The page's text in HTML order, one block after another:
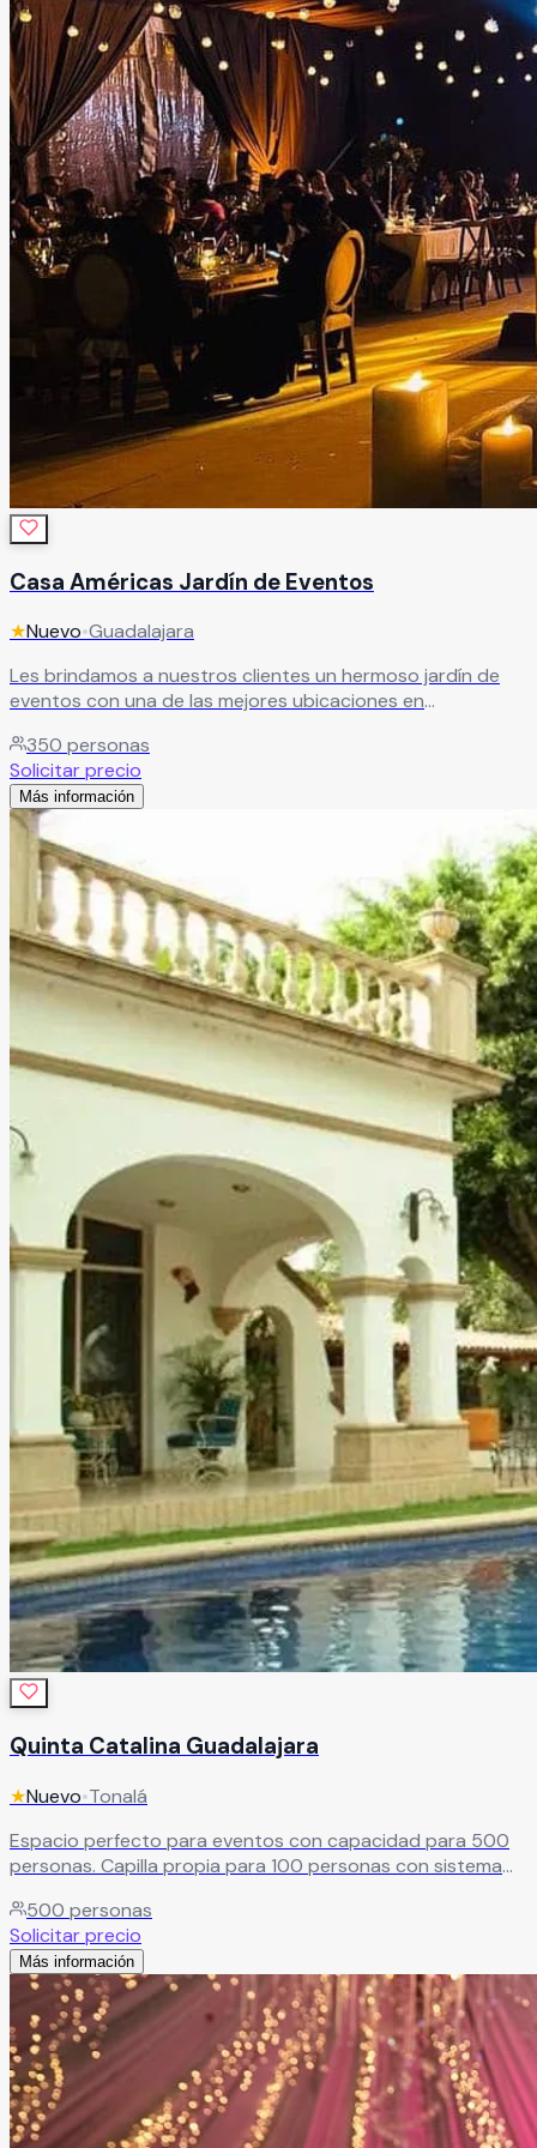
Casa Américas Jardín de Eventos
★Nuevo•Guadalajara
Les brindamos a nuestros clientes un hermoso jardín de
eventos con una de las mejores ubicaciones en
completa comodidad de nuestros clientes y sus invitados,
sin tener que salir de la ciudad. Es el escenario perfecto
para dar vida a sus emociones.
350 personas
Solicitar precio
Más información
Quinta Catalina Guadalajara
★Nuevo•Tonalá
Espacio perfecto para eventos con capacidad para 500
personas. Capilla propia para 100 personas con sistema
personalizada.Leer más
500 personas
Solicitar precio
Más información